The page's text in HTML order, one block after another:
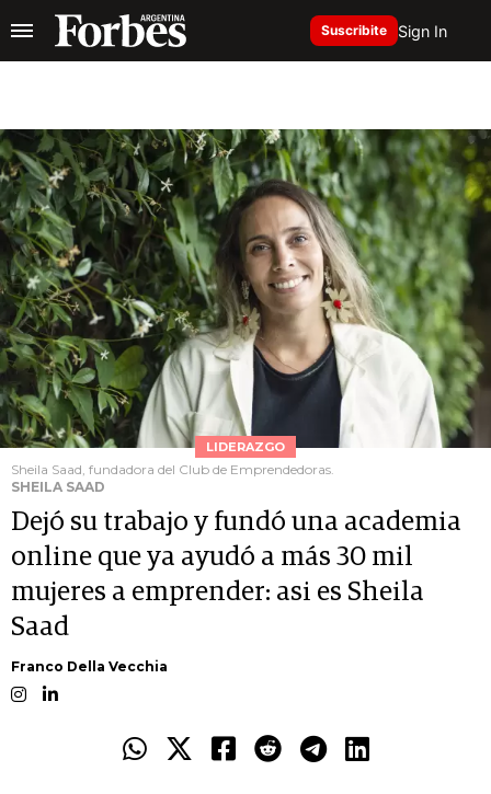
Suscribite Sign In
LIDERAZGO
Sheila Saad, fundadora del Club de Emprendedoras.
SHEILA SAAD
Dejó su trabajo y fundó una academia
online que ya ayudó a más 30 mil
mujeres a emprender: asi es Sheila
Saad
Franco Della Vecchia